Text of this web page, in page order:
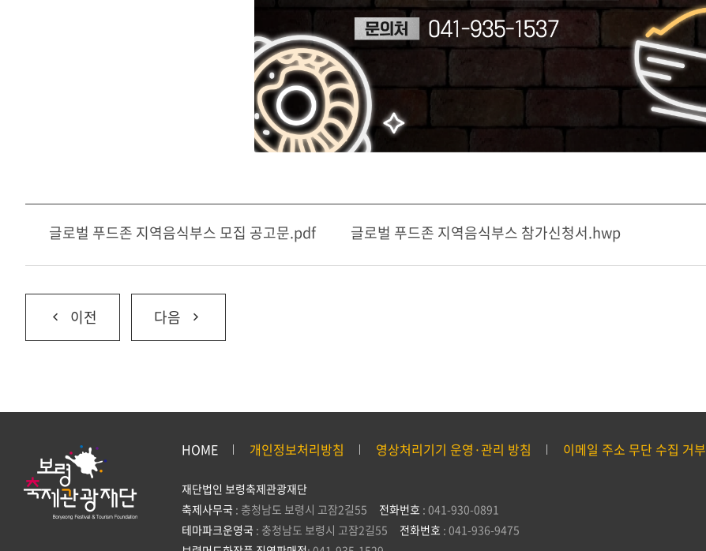
글로벌 푸드존 지역음식부스 모집 공고문.pdf 글로벌 푸드존 지역음식부스 참가신청서.hwp
이전 다음
HOME 개인정보처리방침 영상처리기기 운영·관리 방침 이메일 주소 무단 수집 거부
재단법인 보령축제관광재단
축제사무국 : 충청남도 보령시 고잠2길55 전화번호 : 041-930-0891
테마파크운영국 : 충청남도 보령시 고잠2길55 전화번호 : 041-936-9475